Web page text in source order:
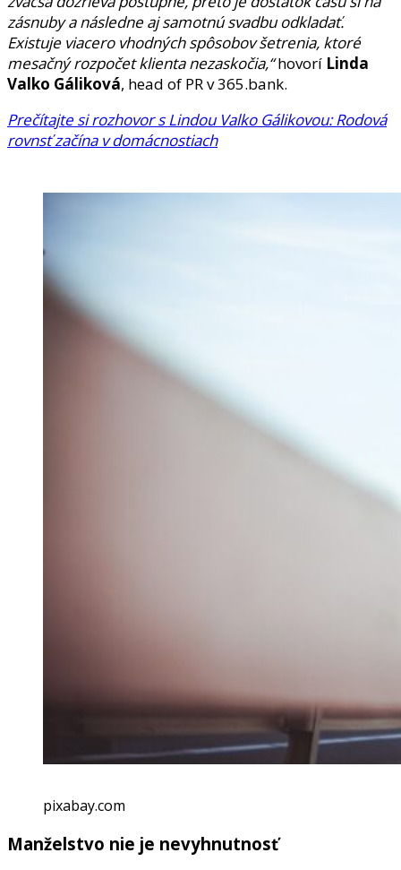
zásnuby a následne aj samotnú svadbu odkladať.
Existuje viacero vhodných spôsobov šetrenia, ktoré
mesačný rozpočet klienta nezaskočia,“hovorí Linda
Valko Gáliková, head of PR v 365.bank.
Prečítajte si rozhovor s Lindou Valko Gálikovou: Rodová
rovnsť začína v domácnostiach
pixabay.com
Manželstvo nie je nevyhnutnosť